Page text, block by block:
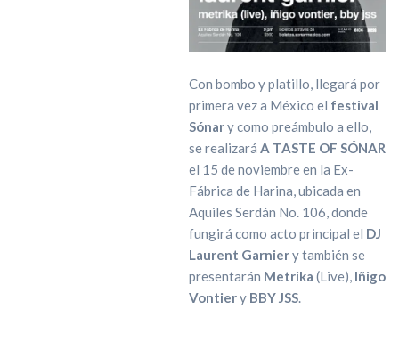
Con bombo y platillo, llegará por
primera vez a México el festival
Sónary como preámbulo a ello,
se realizará A TASTE OF SÓNAR
el 15 de noviembre en la Ex-
Fábrica de Harina, ubicada en
Aquiles Serdán No. 106, donde
fungirá como acto principal el DJ
Laurent Garniery también se
presentarán Metrika (Live), Iñigo
Vontiery BBY JSS.